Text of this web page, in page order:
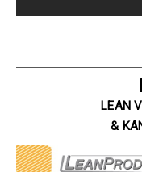
LEAN
&